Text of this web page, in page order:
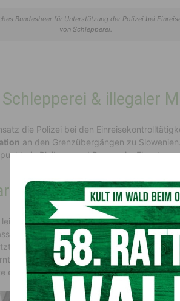
Bundesheer für Unterstützung der Polizei bei
von Schlepperei.
& illegaler
die Polizei bei den
an den Grenzübergängen zu
in Bleiburg und Rosegg im Einsatz.
zwischen Polizei &
leisten. Es ist insbesondere auch dem gut
es im Verlauf des Jahres deutliche
den Besuch für persönliche Gespräche
„Vor allem wünsche ich Ihnen und Ihren
er weiters.